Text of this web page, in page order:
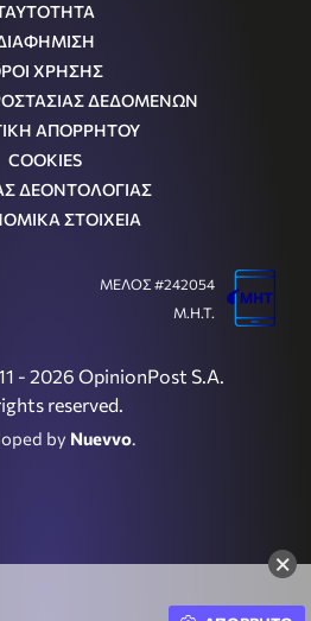
×
ΧΡΗΣΗΣ
ΔΕΔΟΜΕΝΩΝ
ΑΠΟΡΡΗΤΟΥ
COOKIES
ΔΕΟΝΤΟΛΟΓΙΑΣ
ΣΤΟΙΧΕΙΑ
- 2026 OpinionPost S.A.
reserved.
by Nuevvo.
ΜΕΛΟΣ #242054
Μ.Η.Τ.